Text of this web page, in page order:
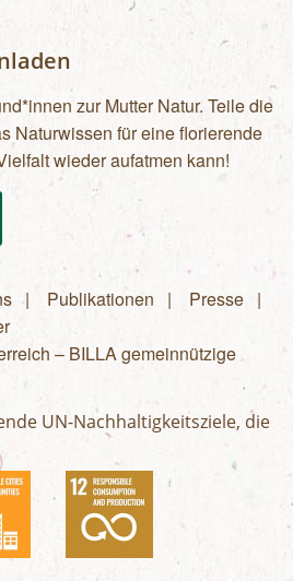
zur Mutter Natur. Teile die
Naturwissen für eine florierende
wieder aufatmen kann!
Publikationen
Presse
– BILLA gemeinnützige
UN-Nachhaltigkeitsziele, die